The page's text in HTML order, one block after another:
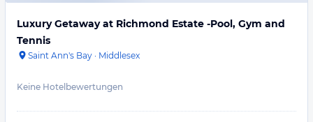
Luxury Getaway at Richmond Estate -Pool, Gym and
Tennis
Saint Ann's Bay · Middlesex
Keine Hotelbewertungen